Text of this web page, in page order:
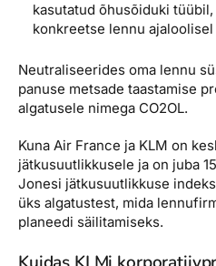
Tule tööle
kasutatud õhusõiduki
konkreetse lennu
Neutraliseerides oma lennu
panuse metsade taastamise
algatusele nimega CO2OL.
Kuna Air France ja KLM on
jätkusuutlikkusele ja on juba
Jonesi jätkusuutlikkuse
üks algatustest, mida
planeedi säilitamiseks.